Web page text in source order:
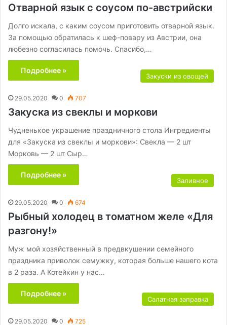
Отварной язык с соусом по-австрийски
Долго искала, с каким соусом приготовить отварной язык.
За помощью обратилась к шеф-повару из Австрии, она
любезно согласилась помочь. Спасибо,…
Подробнее »
Закуски из овощей
29.05.2020 0 707
Закуска из свеклы и моркови
Чудненькое украшение праздничного стола Ингредиенты
для «Закуска из свеклы и моркови»: Свекла — 2 шт
Морковь — 2 шт Сыр…
Подробнее »
Заливное
29.05.2020 0 674
Рыбный холодец в томатном желе «Для
разгону!»
Муж мой хозяйственный в предвкушении семейного
праздника приволок семужку, которая больше нашего кота
в 2 раза. А Котейкин у нас…
Подробнее »
Салатная заправка
29.05.2020 0 725